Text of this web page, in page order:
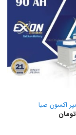
تومان